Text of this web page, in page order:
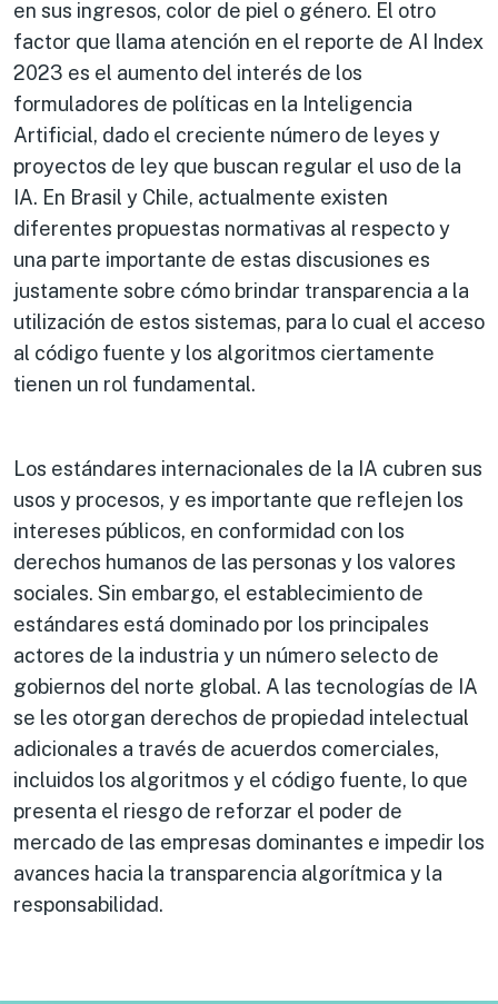
en sus ingresos, color de piel o género. El otro
factor que llama atención en el reporte de AI Index
2023 es el aumento del interés de los
formuladores de políticas en la Inteligencia
Artificial, dado el creciente número de leyes y
proyectos de ley que buscan regular el uso de la
IA. En Brasil y Chile, actualmente existen
diferentes propuestas normativas al respecto y
una parte importante de estas discusiones es
justamente sobre cómo brindar transparencia a la
utilización de estos sistemas, para lo cual el acceso
al código fuente y los algoritmos ciertamente
tienen un rol fundamental.
Los estándares internacionales de la IA cubren sus
usos y procesos, y es importante que reflejen los
intereses públicos, en conformidad con los
derechos humanos de las personas y los valores
sociales. Sin embargo, el establecimiento de
estándares está dominado por los principales
actores de la industria y un número selecto de
gobiernos del norte global. A las tecnologías de IA
se les otorgan derechos de propiedad intelectual
adicionales a través de acuerdos comerciales,
incluidos los algoritmos y el código fuente, lo que
presenta el riesgo de reforzar el poder de
mercado de las empresas dominantes e impedir los
avances hacia la transparencia algorítmica y la
responsabilidad.